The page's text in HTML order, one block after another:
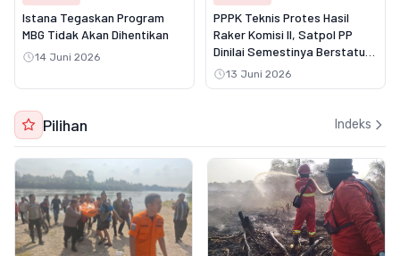
Istana Tegaskan Program
MBG Tidak Akan Dihentikan
14 Juni 2026
PPPK Teknis Protes Hasil
Raker Komisi II, Satpol PP
Dinilai Semestinya Berstatus
PNS13 Juni 2026
Pilihan Indeks